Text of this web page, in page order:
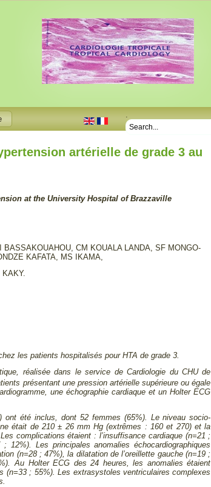
.
artérielle de grade 3 au
at the University Hospital of Brazzaville
CM KOUALA LANDA, SF MONGO-
KAFATA, MS IKAMA,
les patients hospitalisés pour HTA de grade 3.
réalisée dans le service de Cardiologie du CHU de
présentant une pression artérielle supérieure ou égale
une échographie cardiaque et un Holter ECG
été inclus, dont 52 femmes (65%). Le niveau socio-
était de 210 ± 26 mm Hg (extrêmes : 160 et 270) et la
complications étaient : l’insuffisance cardiaque (n=21 ;
Les principales anomalies échocardiographiques
(n=28 ; 47%), la dilatation de l’oreillette gauche (n=19 ;
Au Holter ECG des 24 heures, les anomalies étaient
(n=33 ; 55%). Les extrasystoles ventriculaires complexes